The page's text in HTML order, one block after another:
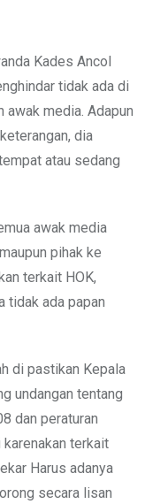
Kades Ancol
tidak ada di
media. Adapun
dia
atau sedang
awak media
pihak ke
terkait HOK,
tidak ada papan
di pastikan Kepala
undangan tentang
dan peraturan
terkait
Harus adanya
secara lisan